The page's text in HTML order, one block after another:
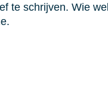
te schrijven. Wie